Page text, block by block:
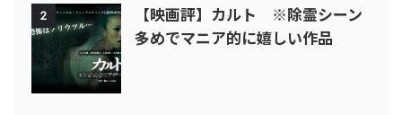
2
【映画評】カルト ※除霊シーン
多めでマニア的に嬉しい作品